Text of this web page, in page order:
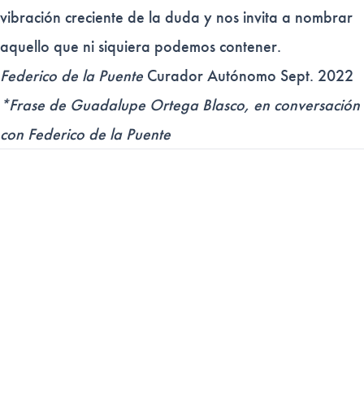
vibración creciente de la duda y nos invita a nombrar
aquello que ni siquiera podemos contener.
Federico de la Puente Curador Autónomo Sept. 2022
*Frase de Guadalupe Ortega Blasco, en conversación
con Federico de la Puente